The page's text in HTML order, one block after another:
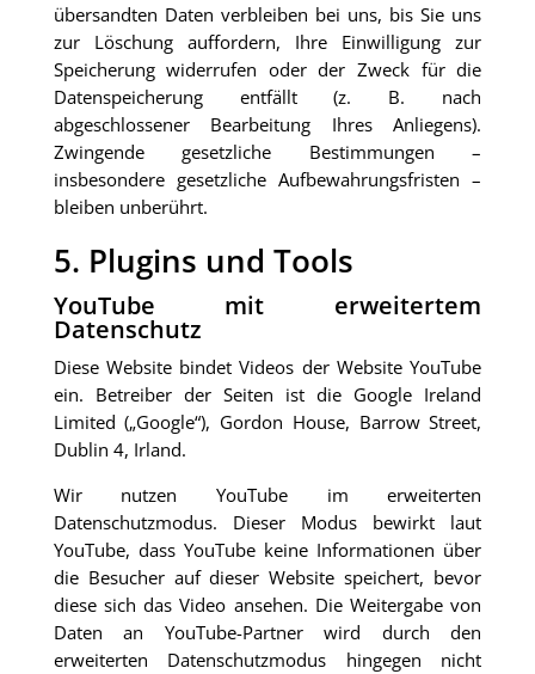
übersandten Daten verbleiben bei uns, bis Sie uns
zur Löschung auffordern, Ihre Einwilligung zur
Speicherung widerrufen oder der Zweck für die
Datenspeicherung entfällt (z. B. nach
abgeschlossener Bearbeitung Ihres Anliegens).
Zwingende gesetzliche Bestimmungen –
insbesondere gesetzliche Aufbewahrungsfristen –
bleiben unberührt.
5. Plugins und Tools
YouTube mit erweitertem
Datenschutz
Diese Website bindet Videos der Website YouTube
ein. Betreiber der Seiten ist die Google Ireland
Limited („Google“), Gordon House, Barrow Street,
Dublin 4, Irland.
Wir nutzen YouTube im erweiterten
Datenschutzmodus. Dieser Modus bewirkt laut
YouTube, dass YouTube keine Informationen über
die Besucher auf dieser Website speichert, bevor
diese sich das Video ansehen. Die Weitergabe von
Daten an YouTube-Partner wird durch den
erweiterten Datenschutzmodus hingegen nicht